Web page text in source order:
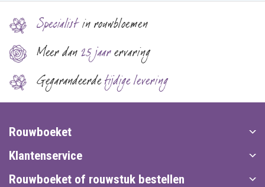
Specialistin rouwbloemen
Meer dan25 jaarervaring
Gegarandeerdetijdige levering
Rouwboeket
Klantenservice
Rouwboeket of rouwstuk bestellen